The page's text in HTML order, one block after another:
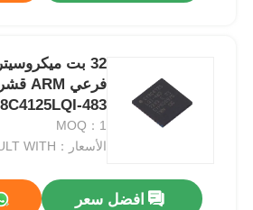
32 بت
483
MOQ：1
الأسعار：CONSULT WITH
افضل سعر